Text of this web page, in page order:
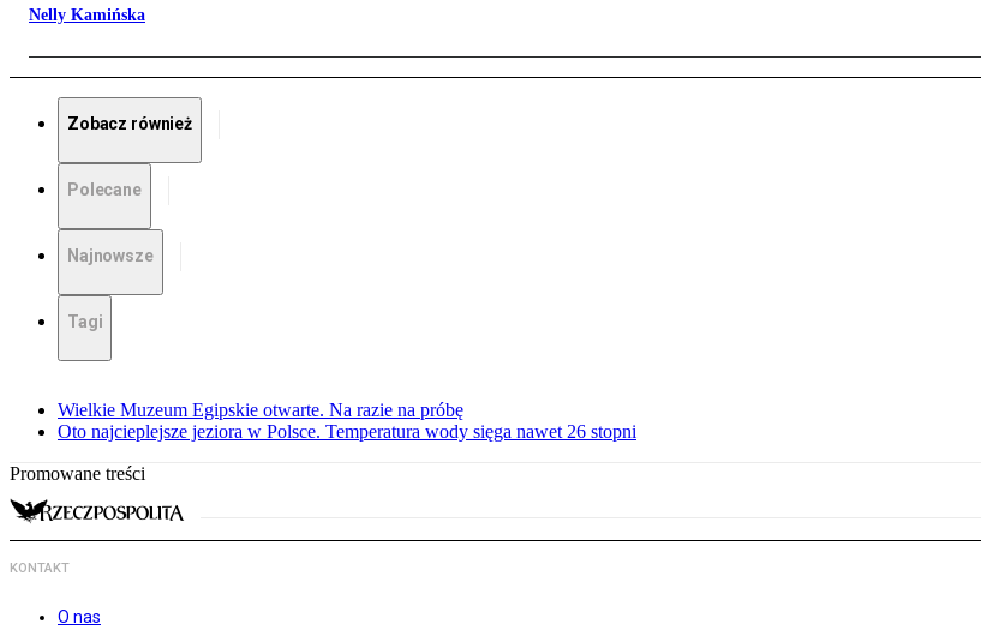
Nelly Kamińska
Zobacz również
Polecane
Najnowsze
Tagi
Wielkie Muzeum Egipskie otwarte. Na razie na próbę
Oto najcieplejsze jeziora w Polsce. Temperatura wody sięga nawet 26 stopni
Promowane treści
KONTAKT
O nas